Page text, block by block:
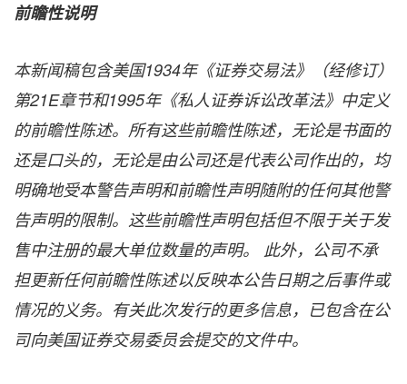
前瞻性说明
本新闻稿包含美国1934年《证券交易法》（经修订）
第21E章节和1995年《私人证券诉讼改革法》中定义
的前瞻性陈述。所有这些前瞻性陈述，无论是书面的
还是口头的，无论是由公司还是代表公司作出的，均
明确地受本警告声明和前瞻性声明随附的任何其他警
告声明的限制。这些前瞻性声明包括但不限于关于发
售中注册的最大单位数量的声明。 此外，公司不承
担更新任何前瞻性陈述以反映本公告日期之后事件或
情况的义务。有关此次发行的更多信息，已包含在公
司向美国证券交易委员会提交的文件中。